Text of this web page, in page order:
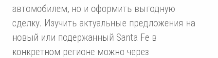
автомобилем, но и оформить выгодную
сделку. Изучить актуальные предложения на
новый или подержанный Santa Fe в
конкретном регионе можно через